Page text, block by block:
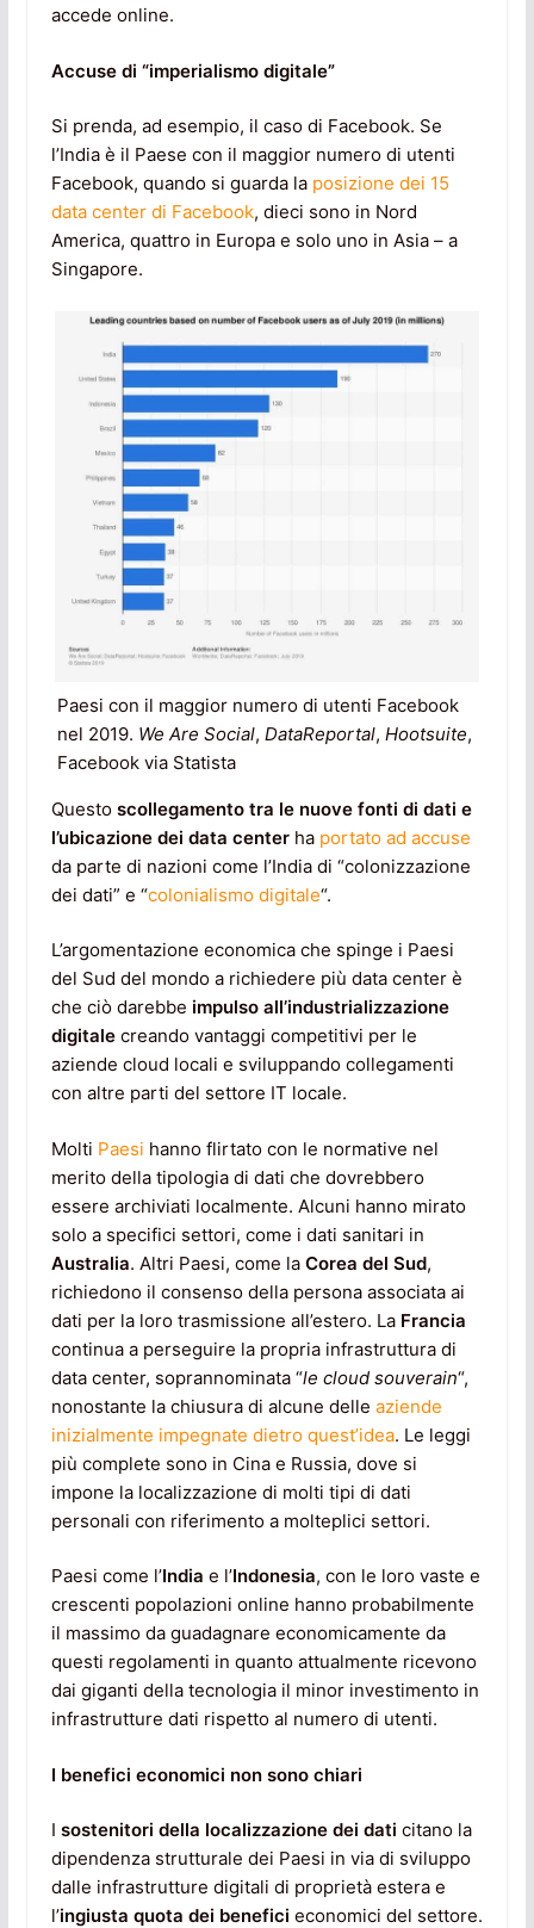
accede online.
Accuse di “imperialismo digitale”
Si prenda, ad esempio, il caso di Facebook. Se
l’India è il Paese con il maggior numero di utenti
Facebook, quando si guarda la posizione dei 15
data center di Facebook, dieci sono in Nord
America, quattro in Europa e solo uno in Asia – a
Singapore.
Paesi con il maggior numero di utenti Facebook
nel 2019. We Are Social, DataReportal, Hootsuite,
Facebook via Statista
Questo scollegamento tra le nuove fonti di dati e
l’ubicazione dei data centerha portato ad accuse
da parte di nazioni come l’India di “colonizzazione
dei dati” e “colonialismo digitale“.
L’argomentazione economica che spinge i Paesi
del Sud del mondo a richiedere più data center è
che ciò darebbe impulso all’industrializzazione
digitalecreando vantaggi competitivi per le
aziende cloud locali e sviluppando collegamenti
con altre parti del settore IT locale.
Molti Paesi hanno flirtato con le normative nel
merito della tipologia di dati che dovrebbero
essere archiviati localmente. Alcuni hanno mirato
solo a specifici settori, come i dati sanitari in
Australia. Altri Paesi, come la Corea del Sud,
richiedono il consenso della persona associata ai
dati per la loro trasmissione all’estero. La Francia
continua a perseguire la propria infrastruttura di
data center, soprannominata “le cloud souverain“,
nonostante la chiusura di alcune delle aziende
inizialmente impegnate dietro quest’idea. Le leggi
più complete sono in Cina e Russia, dove si
impone la localizzazione di molti tipi di dati
personali con riferimento a molteplici settori.
Paesi come l’India e l’Indonesia, con le loro vaste e
crescenti popolazioni online hanno probabilmente
il massimo da guadagnare economicamente da
questi regolamenti in quanto attualmente ricevono
dai giganti della tecnologia il minor investimento in
infrastrutture dati rispetto al numero di utenti.
I benefici economici non sono chiari
I sostenitori della localizzazione dei dati citano la
dipendenza strutturale dei Paesi in via di sviluppo
dalle infrastrutture digitali di proprietà estera e
l’ingiusta quota dei benefici economici del settore.